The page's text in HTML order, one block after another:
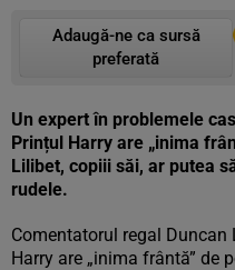
Adaugă-ne ca sursă
preferată
Un expert în problemele
Prințul Harry are „inima
Lilibet, copiii săi, ar putea
rudele.
Comentatorul regal
Harry are „inima frântă” de